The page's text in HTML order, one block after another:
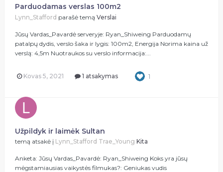
Parduodamas verslas 100m2
Lynn_Stafford parašė temą Verslai
Jūsų Vardas_Pavardė serveryje: Ryan_Shiweing Parduodamų
patalpų dydis, verslo šaka ir lygis: 100m2, Energija Norima kaina už
verslą: 4,5m Nuotraukos su verslo informacija:...
Kovas 5, 2021 1 atsakymas 1
Užpildyk ir laimėk Sultan
temą atsakė į Lynn_Stafford Trae_Young Kita
Anketa: Jūsų Vardas_Pavardė: Ryan_Shiweing Koks yra jūsų
mėgstamiausias vaikystės filmukas?: Geniukas vudis